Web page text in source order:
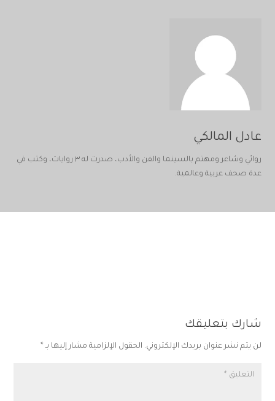
عادل المالكي
روائي وشاعر ومهتم بالسينما والفن والأدب، صدرت له ٣ روايات، وكتب في
عدة صحف عربية وعالمية.
شارك بتعليقك
لن يتم نشر عنوان بريدك الإلكتروني. الحقول الإلزامية مشار إليها بـ *